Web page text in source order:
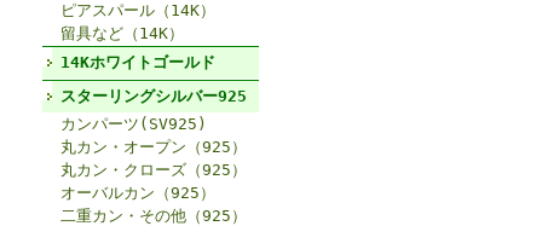
ピアスパール（14K）
留具など（14K）
14Kホワイトゴールド
スターリングシルバー925
カンパーツ(SV925)
丸カン・オープン（925）
丸カン・クローズ（925）
オーバルカン（925）
二重カン・その他（925）